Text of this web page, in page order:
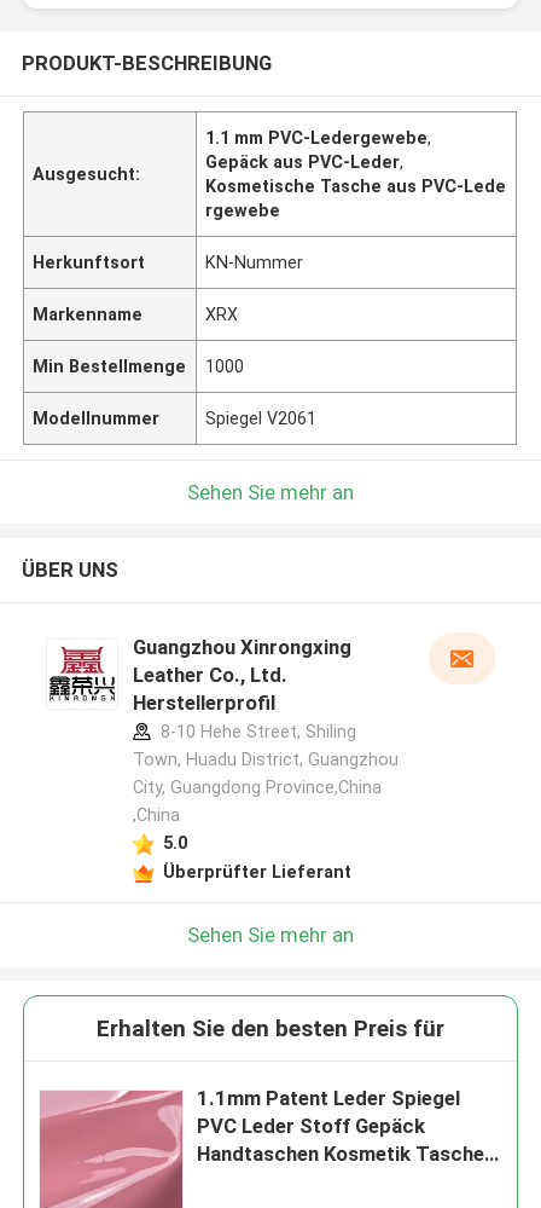
PRODUKT-BESCHREIBUNG
Ausgesucht:
1.1 mm PVC-Ledergewebe,
Gepäck aus PVC-Leder,
Kosmetische Tasche aus PVC-Lede
rgewebe
Herkunftsort KN-Nummer
Markenname XRX
Min Bestellmenge 1000
Modellnummer Spiegel V2061
Sehen Sie mehr an
ÜBER UNS
Guangzhou Xinrongxing
Leather Co., Ltd.
Herstellerprofil
8-10 Hehe Street, Shiling
Town, Huadu District, Guangzhou
City, Guangdong Province,China
,China
5.0
Überprüfter Lieferant
Sehen Sie mehr an
Erhalten Sie den besten Preis für
1.1mm Patent Leder Spiegel
PVC Leder Stoff Gepäck
Handtaschen Kosmetik Tasche